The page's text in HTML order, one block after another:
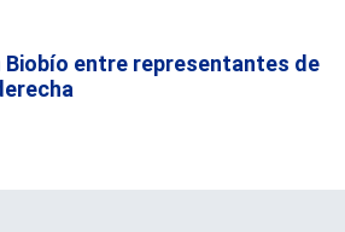
Biobío entre representantes de